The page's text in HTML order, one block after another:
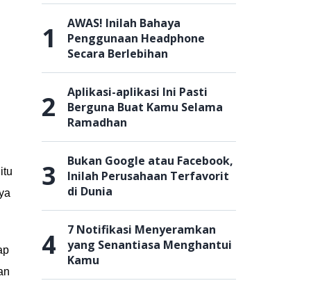
1
AWAS! Inilah Bahaya
Penggunaan Headphone
Secara Berlebihan
2
Aplikasi-aplikasi Ini Pasti
Berguna Buat Kamu Selama
Ramadhan
3
Bukan Google atau Facebook,
Inilah Perusahaan Terfavorit
di Dunia
4
7 Notifikasi Menyeramkan
yang Senantiasa Menghantui
Kamu